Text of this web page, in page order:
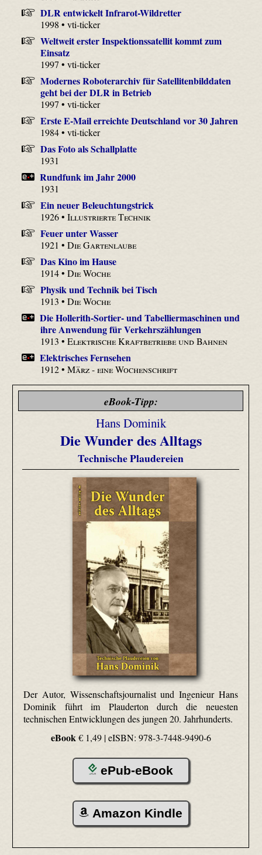
DLR entwickelt Infrarot-Wildretter
1998 • vti-ticker
Weltweit erster Inspektionssatellit kommt zum
Einsatz
1997 • vti-ticker
Modernes Roboterarchiv für Satellitenbilddaten
geht bei der DLR in Betrieb
1997 • vti-ticker
Erste E-Mail erreichte Deutschland vor 30 Jahren
1984 • vti-ticker
Das Foto als Schallplatte
1931
Rundfunk im Jahr 2000
1931
Ein neuer Beleuchtungstrick
1926 •Illustrierte Technik
Feuer unter Wasser
1921 •Die Gartenlaube
Das Kino im Hause
1914 •Die Woche
Physik und Technik bei Tisch
1913 •Die Woche
Die Hollerith-Sortier- und Tabelliermaschinen und
ihre Anwendung für Verkehrszählungen
1913 •Elektrische Kraftbetriebe und Bahnen
Elektrisches Fernsehen
1912 •März - eine Wochenschrift
eBook-Tipp:
Hans Dominik
Die Wunder des Alltags
Technische Plaudereien
Der Autor, Wissenschaftsjournalist und Ingenieur Hans
Dominik führt im Plauderton durch die neuesten
technischen Entwicklungen des jungen 20. Jahrhunderts.
eBook€ 1,49 |eISBN: 978-3-7448-9490-6
ePub-eBook
Amazon Kindle